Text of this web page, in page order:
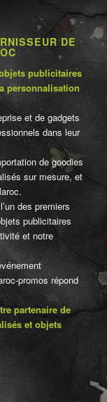
DE
publicitaires
personnalisation
et de gadgets
dans leur
de goodies
sur mesure, et
des premiers
publicitaires
et notre
promos répond
partenaire de
et objets